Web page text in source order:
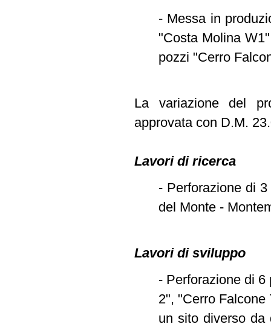
- Messa in
"Costa Molina
pozzi "Cerro
La variazione del
approvata con D.M.
Lavori di ricerca
- Perforazione di
del Monte -
Lavori di sviluppo
- Perforazione di
2", "Cerro
un sito diverso da